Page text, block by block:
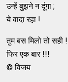
उन्हें बुझने न दूंगा ;
ये वादा रहा !
तुम बस मिलो तो सही !
फिर एक बार !!!
© विजय